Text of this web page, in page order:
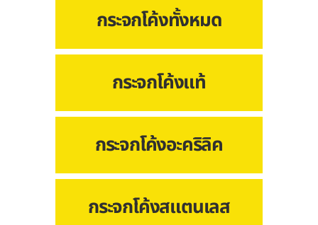
กระจกโค้งทั้งหมด
กระจกโค้งแท้
กระจกโค้งอะคริลิค
กระจกโค้งสแตนเลส